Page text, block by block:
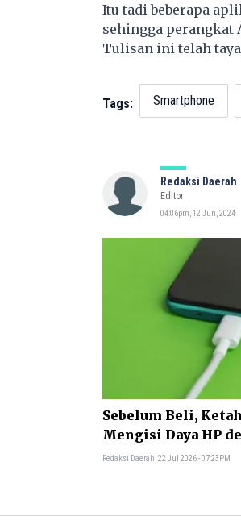
Itu tadi beberapa
sehingga perangkat
Tulisan ini telah
Tags: Smartphone
Redaksi Daerah
Editor
04:06pm, 12 Jun, 2024
Sebelum Beli,
Mengisi Daya HP
Murah
Redaksi Daerah 22 Jul 2026 - 07:23PM